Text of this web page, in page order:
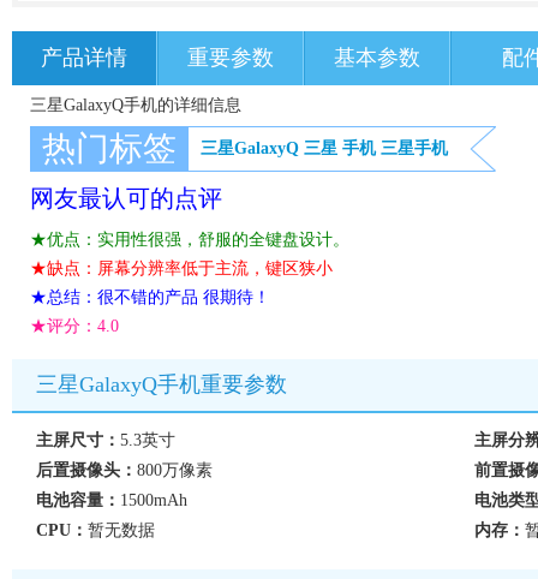
产品详情 重要参数 基本参数 配
三星GalaxyQ手机的详细信息
热门标签 三星GalaxyQ 三星 手机 三星手机
网友最认可的点评
★优点：实用性很强，舒服的全键盘设计。
★缺点：屏幕分辨率低于主流，键区狭小
★总结：很不错的产品 很期待！
★评分： 4.0
三星GalaxyQ手机重要参数
主屏尺寸： 5.3英寸
主屏分
后置摄像头： 800万像素
前置摄
电池容量： 1500mAh
电池类
CPU： 暂无数据 内存：